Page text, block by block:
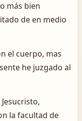
más bien
de en medio
el cuerpo, mas
he juzgado al
la facultad de